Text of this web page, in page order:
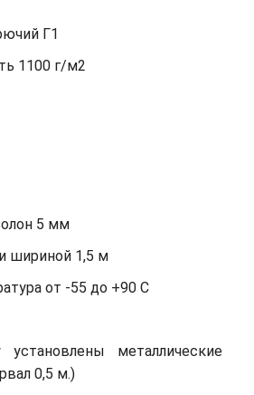
Г1
1100 г/м2
5 мм
шириной 1,5 м
от -55 до +90 С
металлические
0,5 м.)